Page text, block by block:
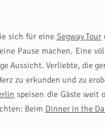
sich für eine Segway Tour
Pause machen. Eine
Aussicht. Verliebte, die
zu erkunden und zu
speisen die Gäste weit
Beim Dinner in the